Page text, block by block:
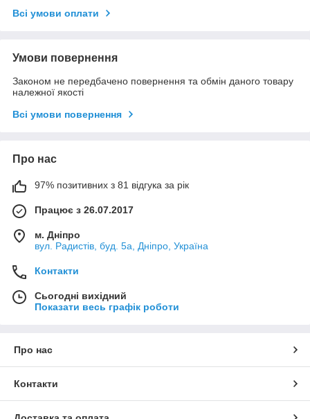
Всі умови оплати
Умови повернення
Законом не передбачено повернення та обмін даного товару
належної якості
Всі умови повернення
Про нас
97% позитивних з 81 відгука за рік
Працює з 26.07.2017
м. Дніпро
вул. Радистів, буд. 5а, Дніпро, Україна
Контакти
Сьогодні вихідний
Показати весь графік роботи
Про нас
Контакти